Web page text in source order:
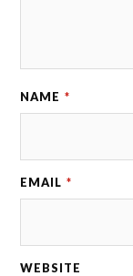
NAME *
EMAIL *
WEBSITE